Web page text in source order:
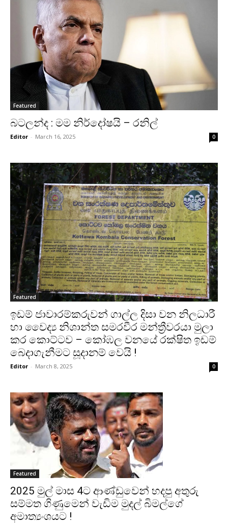
Featured
බටලන්ද : මම නිර්දෝෂයි – රනිල්
Editor - March 16, 2025 0
Featured
ඉඩම් ජාවාරම්කරුවන් ගාල්ල දිසා වන නිලධාරී
හා වෛද්‍ය නිශාන්ත සමරවීර මන්ත්‍රීවරයා මුලා
කර කොට්ටව – කෝඹල වනයේ රක්ෂිත ඉඩම්
බෙදාගැනීමට සූදානම් වෙයි !
Editor - March 8, 2025 0
Featured
2025 මුල් මාස 4ට ආණ්ඩුවෙන් හදපු අතුරු
සම්මත ගිණුමෙන් වැඩිම මුදල් බිමල්ගේ
අමාත්‍යංශයට !